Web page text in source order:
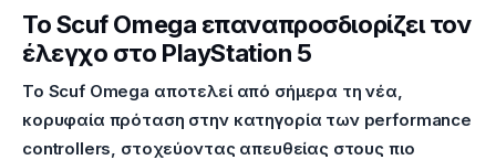
Το Scuf Omega επαναπροσδιορίζει τον
έλεγχο στο PlayStation 5
Το Scuf Omega αποτελεί από σήμερα τη νέα,
κορυφαία πρόταση στην κατηγορία των performance
controllers, στοχεύοντας απευθείας στους πιο